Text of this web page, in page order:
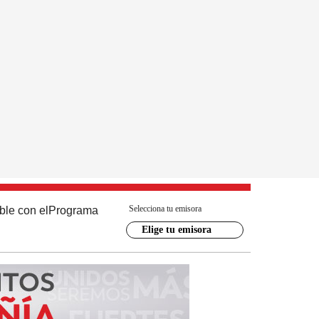
con el Programa Selecciona tu emisora
Elige tu emisora